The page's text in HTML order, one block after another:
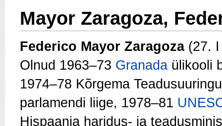
Mayor Zaragoza,
Federico Mayor Zaragoza(27.
Olnud 1963–73 Granada ülikooli
1974–78 Kõrgema
parlamendi liige, 1978–81
Hispaania haridus- ja